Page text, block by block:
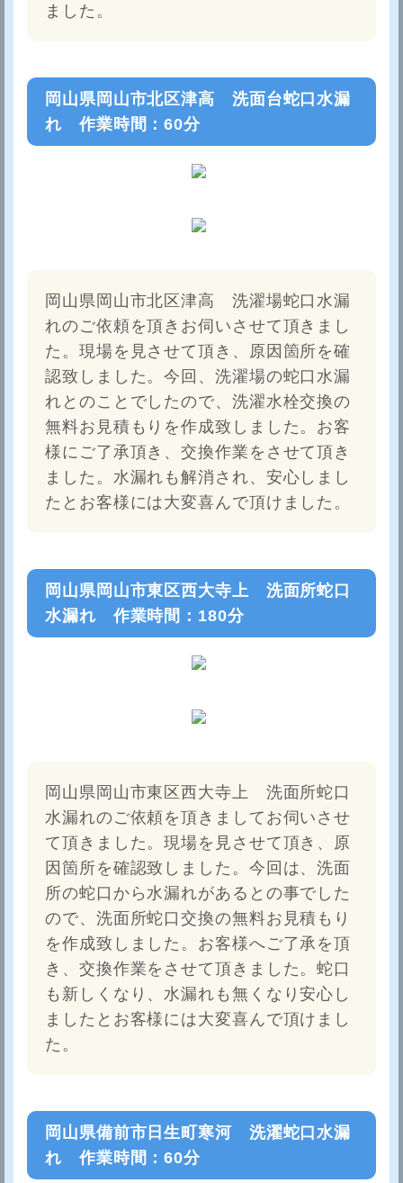
ました。
岡山県岡山市北区津高 洗面台蛇口水漏
れ 作業時間：60分
岡山県岡山市北区津高 洗濯場蛇口水漏
れのご依頼を頂きお伺いさせて頂きまし
た。現場を見させて頂き、原因箇所を確
認致しました。今回、洗濯場の蛇口水漏
れとのことでしたので、洗濯水栓交換の
無料お見積もりを作成致しました。お客
様にご了承頂き、交換作業をさせて頂き
ました。水漏れも解消され、安心しまし
たとお客様には大変喜んで頂けました。
岡山県岡山市東区西大寺上 洗面所蛇口
水漏れ 作業時間：180分
岡山県岡山市東区西大寺上 洗面所蛇口
水漏れのご依頼を頂きましてお伺いさせ
て頂きました。現場を見させて頂き、原
因箇所を確認致しました。今回は、洗面
所の蛇口から水漏れがあるとの事でした
ので、洗面所蛇口交換の無料お見積もり
を作成致しました。お客様へご了承を頂
き、交換作業をさせて頂きました。蛇口
も新しくなり、水漏れも無くなり安心し
ましたとお客様には大変喜んで頂けまし
た。
​岡山県備前市日生町寒河 洗濯蛇口水漏
れ 作業時間：60分